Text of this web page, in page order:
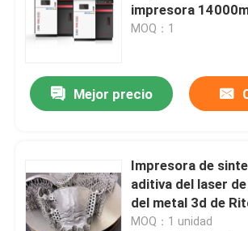
impresora
1.064μM Jewelry
MOQ：1
Mejor precio
Impresora de
aditiva del laser
del metal 3d de
2.5KW 220V Sls
MOQ：1 unidad